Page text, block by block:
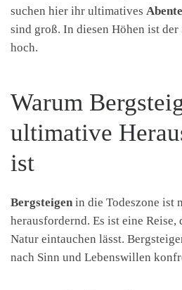
suchen hier ihr ultimatives
sind groß. In diesen Höhen ist der
hoch.
Warum
ultimative
ist
Bergsteigen in die Todeszone ist
herausfordernd. Es ist eine Reise,
Natur eintauchen lässt.
nach Sinn und Lebenswillen